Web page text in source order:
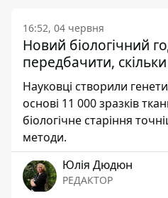
16:52, 04 червня
Новий біологічний
передбачити,
Науковці створили
основі 11 000 зразків
біологічне старіння
методи.
Юлія Дюдюн
РЕДАКТОР